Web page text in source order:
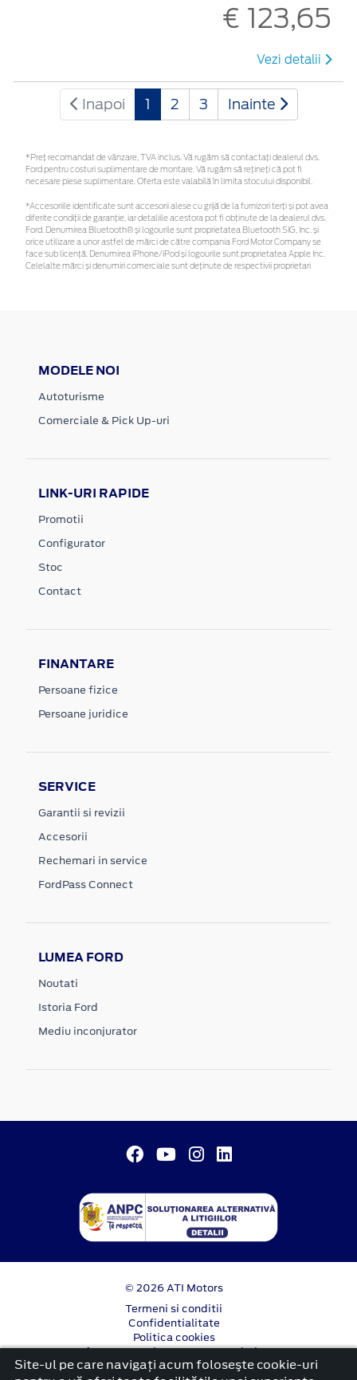
€ 123,65
Vezi detalii
Inapoi 1 2 3 Inainte
*Preţ recomandat de vânzare, TVA inclus. Vă rugăm să contactaţi dealerul dvs.
Ford pentru costuri suplimentare de montare. Vă rugăm să rețineți că pot fi
necesare piese suplimentare. Oferta este valabilă în limita stocului disponibil.
*Accesoriile identificate sunt accesorii alese cu grijă de la furnizori terți și pot avea
diferite condiții de garanție, iar detaliile acestora pot fi obținute de la dealerul dvs.
Ford. Denumirea Bluetooth® și logourile sunt proprietatea Bluetooth SIG, Inc. și
orice utilizare a unor astfel de mărci de către compania Ford Motor Company se
face sub licență. Denumirea iPhone/iPod și logourile sunt proprietatea Apple Inc.
Celelalte mărci și denumiri comerciale sunt deținute de respectivii proprietari
MODELE NOI
Autoturisme
Comerciale & Pick Up-uri
LINK-URI RAPIDE
Promotii
Configurator
Stoc
Contact
FINANTARE
Persoane fizice
Persoane juridice
SERVICE
Garantii si revizii
Accesorii
Rechemari in service
FordPass Connect
LUMEA FORD
Noutati
Istoria Ford
Mediu inconjurator
© 2026 ATI Motors
Termeni si conditii
Confidentialitate
Politica cookies
Anunț începere proiect ”PNRR. Fonduri pentru
România modernă și reformată”.
Site-ul pe care navigați acum foloseşte cookie-uri